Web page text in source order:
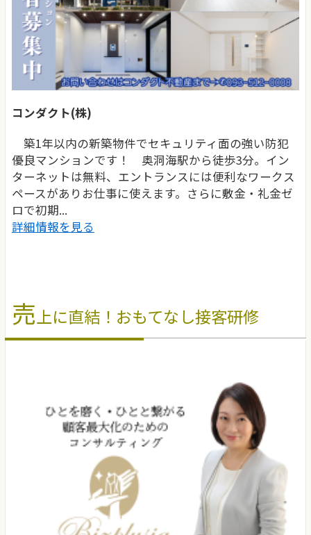
コンダクト(株)
築1年以内の新築物件でセキュリティ面の強い防犯
優良マンションです！ 奥洞海駅から徒歩3分。イン
ターネットは無料、エントランスには便利なワークス
ペースがありお仕事に使えます。さらに敷金・礼金ゼ
ロで初期...
詳細情報を見る
売上に直結！おもてなし接客研修